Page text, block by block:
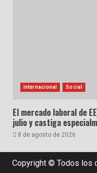
Internacional Social
El mercado laboral de
julio y castiga
8 de agosto de 2026
Copyright © Todos los